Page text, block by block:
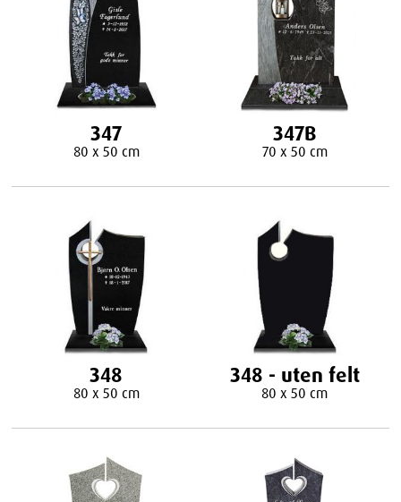
347
80 x 50 cm
347B
70 x 50 cm
348
80 x 50 cm
348 - uten felt
80 x 50 cm